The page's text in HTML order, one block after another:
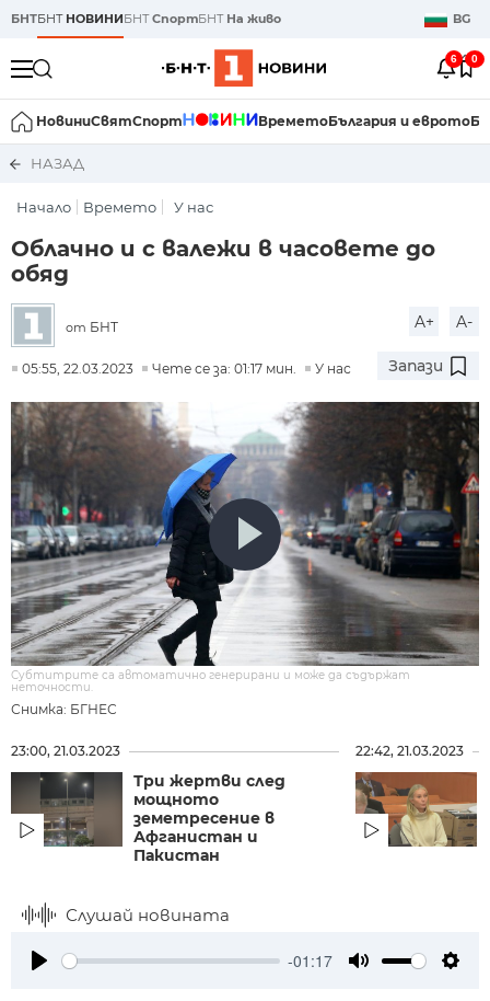
БНТБНТ НОВИНИБНТСпортБНТ На живо BG
6 0
НовиниСвятСпорт ВреметоБългария и еврото
НАЗАД
Начало Времето У нас
Облачно и с валежи в часовете до
обяд
от БНТ A+ A-
05:55, 22.03.2023 Чете се за: 01:17 мин. У нас Запази
Снимка: БГНЕС
Субтитрите са автоматично генерирани и може да съдържат
неточности.
23:00, 21.03.2023
Три жертви след
мощното
земетресение в
Афганистан и
Пакистан
22:42, 21.03.2023
Слушай новината
-01:17